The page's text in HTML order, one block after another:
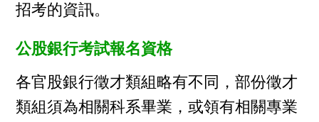
招考的資訊。
公股銀行考試報名資格
各官股銀行徵才類組略有不同，部份徵才
類組須為相關科系畢業，或領有相關專業